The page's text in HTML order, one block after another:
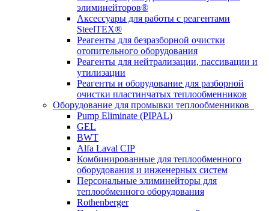
элиминейторов®
Аксессуары для работы с реагентами
SteelTEX®
Реагенты для безразборной очистки
отопительного оборудования
Реагенты для нейтрализации, пассивации и
утилизации
Реагенты и оборудование для разборной
очистки пластинчатых теплообменников
Оборудование для промывки теплообменников
Pump Eliminate (PIPAL)
GEL
BWT
Alfa Laval CIP
Комбинированные для теплообменного
оборудования и инженерных систем
Персональные элиминейторы для
теплообменного оборудования
Rothenberger